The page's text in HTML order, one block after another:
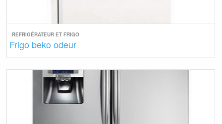
REFRIGÉRATEUR ET FRIGO
Frigo beko odeur